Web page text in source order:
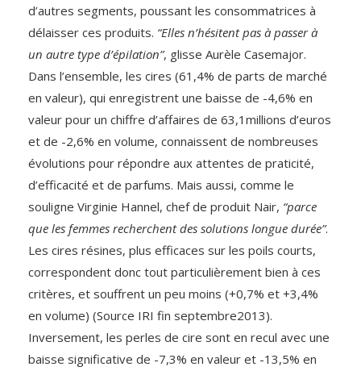
d’autres segments, poussant les consommatrices à
délaisser ces produits. “Elles n’hésitent pas à passer à
un autre type d’épilation”, glisse Aurèle Casemajor.
Dans l’ensemble, les cires (61,4% de parts de marché
en valeur), qui enregistrent une baisse de -4,6% en
valeur pour un chiffre d’affaires de 63,1millions d’euros
et de -2,6% en volume, connaissent de nombreuses
évolutions pour répondre aux attentes de praticité,
d’efficacité et de parfums. Mais aussi, comme le
souligne Virginie Hannel, chef de produit Nair, “parce
que les femmes recherchent des solutions longue durée”.
Les cires résines, plus efficaces sur les poils courts,
correspondent donc tout particulièrement bien à ces
critères, et souffrent un peu moins (+0,7% et +3,4%
en volume) (Source IRI fin septembre2013).
Inversement, les perles de cire sont en recul avec une
baisse significative de -7,3% en valeur et -13,5% en